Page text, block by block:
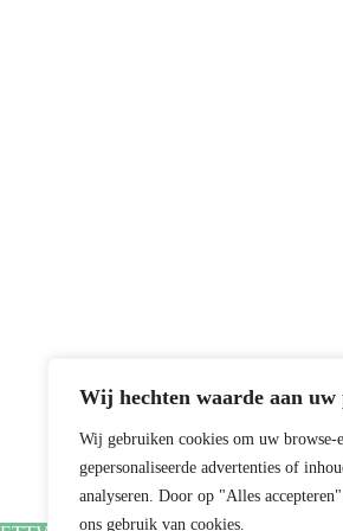
Wij hechten waarde aan
Wij gebruiken cookies om uw browse-
gepersonaliseerde advertenties of
analyseren. Door op "Alles
ons gebruik van cookies.